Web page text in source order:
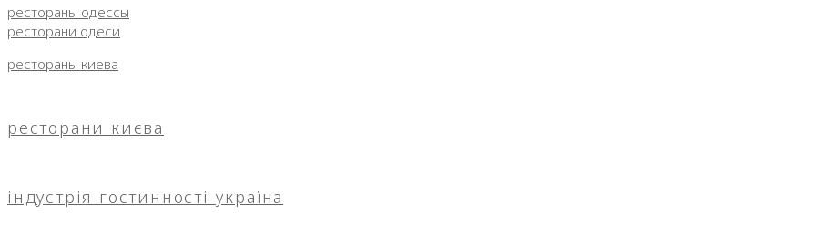
рестораны одессы
ресторани одеси
рестораны киева
ресторани києва
індустрія гостинності україна